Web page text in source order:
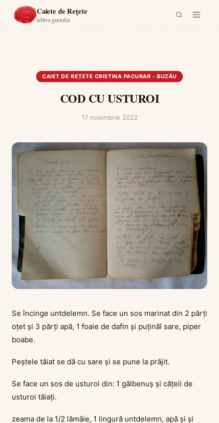
Caiete de Rețete
arhiva gustului
Acasă ›
CAIET DE REȚETE CRISTINA PACURAR - BUZĂU
COD CU USTUROI
17 noiembrie 2022
Se încinge untdelemn. Se face un sos marinat din 2 părți
oțet și 3 părți apă, 1 foaie de dafin și puținăî sare, piper
boabe.
Peștele tăiat se dă cu sare și se pune la prăjit.
Se face un sos de usturoi din: 1 gălbenuș și cățeii de
usturoi tăiați.
zeama de la 1/2 lămâie, 1 lingură untdelemn, apă și și